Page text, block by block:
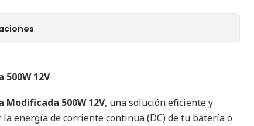
12V
Modificada 500W 12V, una solución eficiente y
energía de corriente continua (DC) de tu batería o